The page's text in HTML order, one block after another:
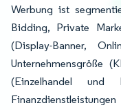
Werbung ist
Bidding, Private
(Display-Banner,
Unternehmensgröße
(Einzelhandel und